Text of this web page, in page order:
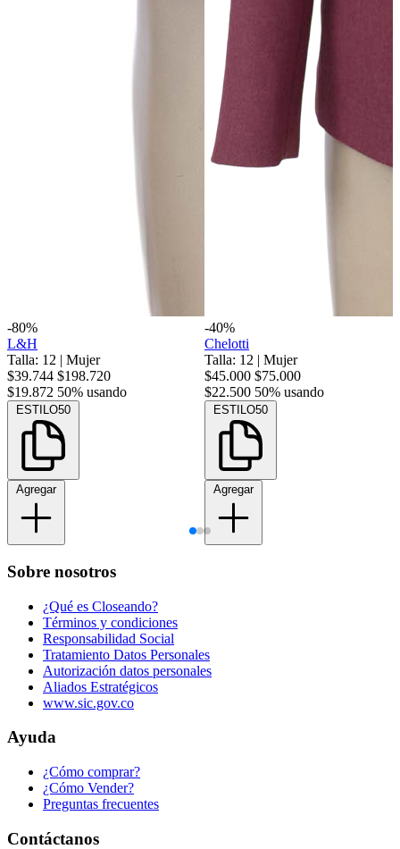
-80%
L&H
Talla: 12 | Mujer
$39.744 $198.720
$19.872 50% usando
ESTILO50
Agregar
-40%
Chelotti
Talla: 12 | Mujer
$45.000 $75.000
$22.500 50% usando
ESTILO50
Agregar
Sobre nosotros
¿Qué es Closeando?
Términos y condiciones
Responsabilidad Social
Tratamiento Datos Personales
Autorización datos personales
Aliados Estratégicos
www.sic.gov.co
Ayuda
¿Cómo comprar?
¿Cómo Vender?
Preguntas frecuentes
Contáctanos